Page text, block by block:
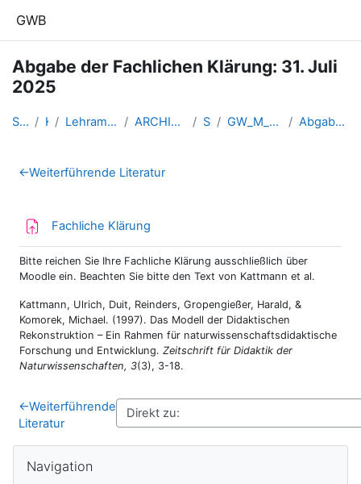
GWB
Abgabe der Fachlichen Klärung: 31. Juli
2025
Startseite Kurse Lehramtsausbildung GW im Clust... ARCHIV - Lehrveranstaltungen a... SS 2025 GW_M_SozialOekologischeTransfo... Abgabe der Fachlichen Klärung:...
Abschnittsübersicht
←Weiterführende Literatur
Fachliche Klärung
Bitte reichen Sie Ihre Fachliche Klärung ausschließlich über
Moodle ein. Beachten Sie bitte den Text von Kattmann et al.
Kattmann, Ulrich, Duit, Reinders, Gropengießer, Harald, &
Komorek, Michael. (1997). Das Modell der Didaktischen
Rekonstruktion – Ein Rahmen für naturwissenschaftsdidaktische
Forschung und Entwicklung. Zeitschrift für Didaktik der
Naturwissenschaften, 3(3), 3-18.
←Weiterführende
Literatur
Navigation